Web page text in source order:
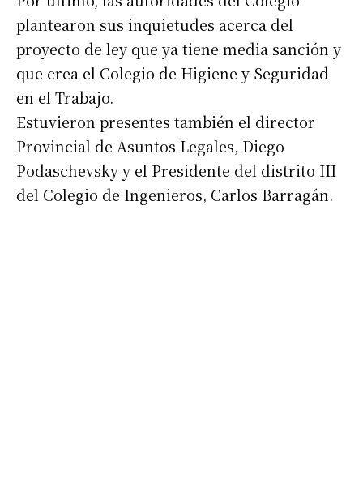
Suscribirme gratis
Dirección de correo electrónico*
plantearon sus inquietudes acerca del
proyecto de ley que ya tiene media sanción y
que crea el Colegio de Higiene y Seguridad
en el Trabajo.
Estuvieron presentes también el director
Provincial de Asuntos Legales, Diego
Podaschevsky y el Presidente del distrito III
del Colegio de Ingenieros, Carlos Barragán.